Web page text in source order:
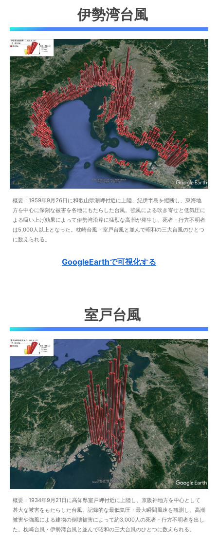
伊勢湾台風
概要：1959年9月26日に和歌山県潮岬付近に上陸、紀伊半島を縦断し、東海地
方を中心に深刻な被害を各地にもたらした台風。強風による吹き寄せと低気圧に
よる吸い上げ効果によって伊勢湾沿岸に猛烈な高潮が発生し、死者・行方不明者
は5,000人以上となった。枕崎台風・室戸台風と並んで昭和の三大台風のひとつ
に数えられる。
GoogleEarthで可視化する
室戸台風
概要：1934年9月21日に高知県室戸岬付近に上陸し、京阪神地方を中心として
甚大な被害をもたらした台風。記録的な最低気圧・最大瞬間風速を観測し、高潮
被害や強風による建物の倒壊被害によって約3,000人の死者・行方不明者を出し
た。枕崎台風・伊勢湾台風と並んで昭和の三大台風のひとつに数えられる。